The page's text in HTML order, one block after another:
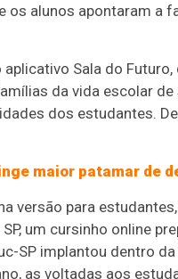
os alunos apontaram
Sala do
da vida escolar
dos estudantes.
maior patamar de
versão para
um cursinho online
SP implantou dentro
as voltadas aos